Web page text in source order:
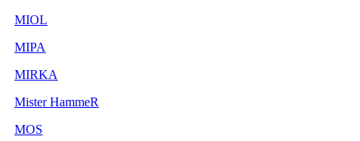
MIOL
MIPA
MIRKA
Mister HammeR
MOS